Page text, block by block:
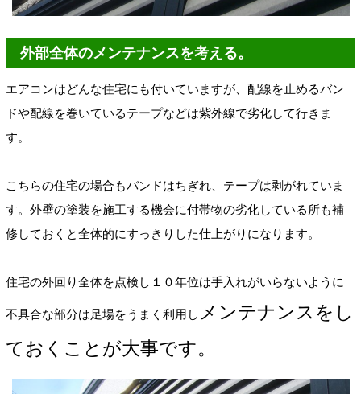
外部全体のメンテナンスを考える。
エアコンはどんな住宅にも付いていますが、配線を止めるバン
ドや配線を巻いているテープなどは紫外線で劣化して行きま
す。
こちらの住宅の場合もバンドはちぎれ、テープは剥がれていま
す。外壁の塗装を施工する機会に付帯物の劣化している所も補
修しておくと全体的にすっきりした仕上がりになります。
住宅の外回り全体を点検し１０年位は手入れがいらないように
不具合な部分は足場をうまく利用し メンテナンスをし
ておくことが大事です。